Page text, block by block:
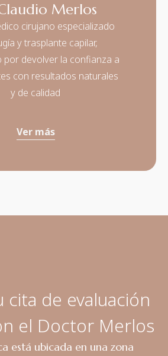
Merlos
cirujano especializado
y trasplante capilar,
por devolver la confianza a
con resultados naturales
y de calidad
Ver más
cita de evaluación
el Doctor Merlos
está ubicada en una zona